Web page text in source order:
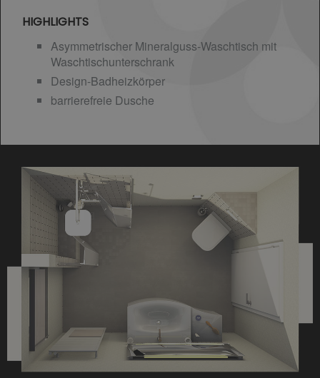
HIGHLIGHTS
Asymmetrischer Mineralguss-Waschtisch mit
Waschtischunterschrank
Design-Badheizkörper
barrierefreie Dusche